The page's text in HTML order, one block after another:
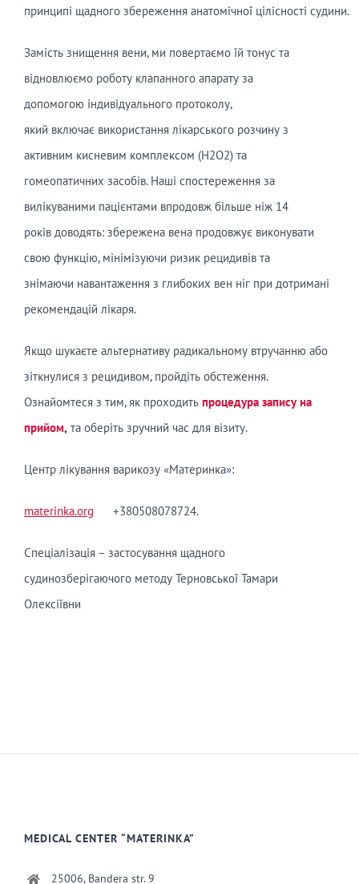
принципі щадного збереження анатомічної цілісності судини.
Замість знищення вени, ми повертаємо їй тонус та
відновлюємо роботу клапанного апарату за
допомогою індивідуального протоколу,
який включає використання лікарського розчину з
активним кисневим комплексом (H2O2) та
гомеопатичних засобів. Наші спостереження за
вилікуваними пацієнтами впродовж більше ніж 14
років доводять: збережена вена продовжує виконувати
свою функцію, мінімізуючи ризик рецидивів та
знімаючи навантаження з глибоких вен ніг при дотримані
рекомендацій лікаря.
Якщо шукаєте альтернативу радикальному втручанню або
зіткнулися з рецидивом, пройдіть обстеження.
Ознайомтеся з тим, як проходитьпроцедура запису на
прийом, та оберіть зручний час для візиту.
Центр лікування варикозу «Материнка»:
materinka.org +380508078724.
Спеціалізація – застосування щадного
судинозберігаючого методу Терновської Тамари
Олексіївни
MEDICAL CENTER “MATERINKA”
25006, Bandera str. 9